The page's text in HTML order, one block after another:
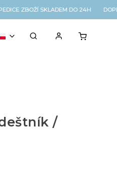
ZBOŽÍ SKLADEM DO 24H
deštník /